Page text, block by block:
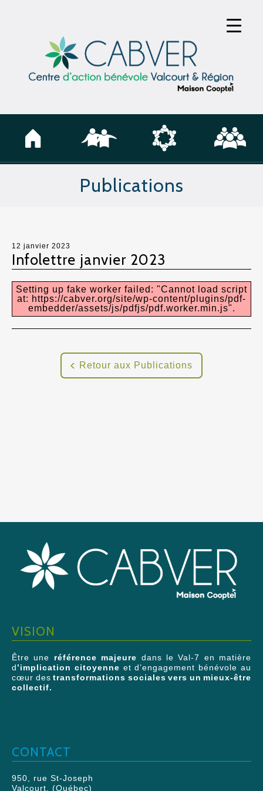
Publications
12 janvier 2023
Infolettre janvier 2023
Setting up fake worker failed: "Cannot load script
at: https://cabver.org/site/wp-content/plugins/pdf-
embedder/assets/js/pdfjs/pdf.worker.min.js".
Retour aux Publications
VISION
Être une référence majeure dans le Val-7 en matière
d’implication citoyenne et d’engagement bénévole au
cœur des transformations sociales vers un mieux-être
collectif.
CONTACT
950, rue St-Joseph
Valcourt, (Québec)